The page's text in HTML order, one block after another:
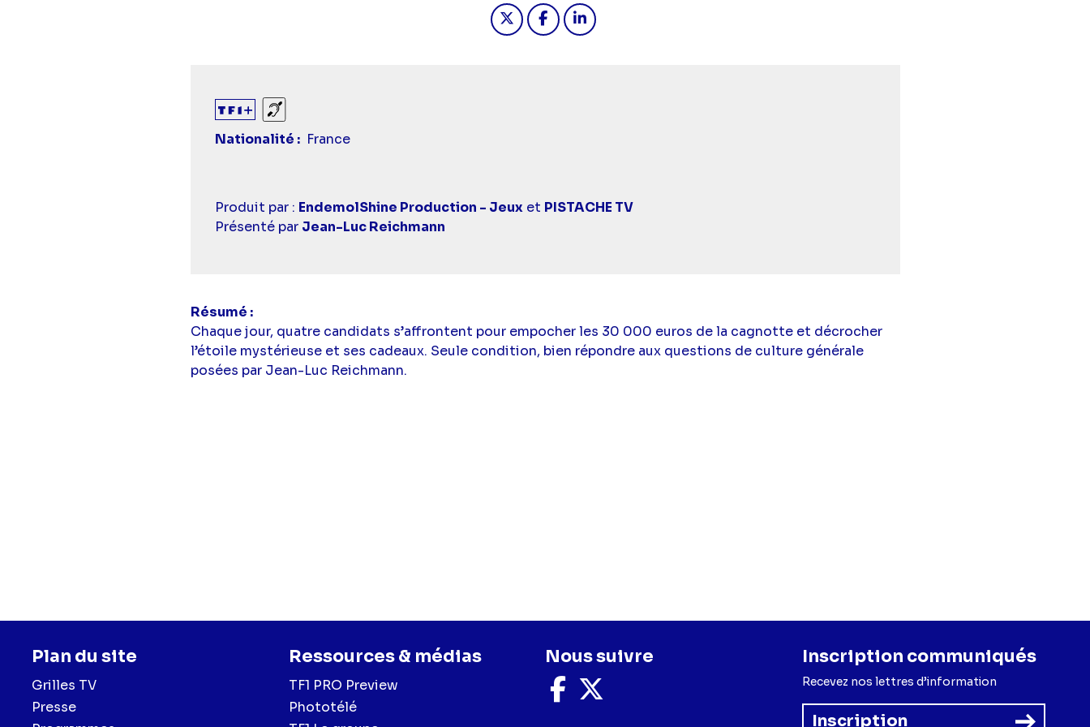
Partager "Les 12 coups de midi - Episode 122" sur twitter
Partager "Les 12 coups de midi - Episode 122" sur facebook
Sourds et malentendants
Nationalité
France
Casting
simba
Produit par : EndemolShine Production - Jeuxet PISTACHE TV
Présenté par Jean-Luc Reichmann
Résumé
Chaque jour, quatre candidats s’affrontent pour empocher les 30 000 euros de la cagnotte et décrocher
l’étoile mystérieuse et ses cadeaux. Seule condition, bien répondre aux questions de culture générale
posées par Jean-Luc Reichmann.
Plan du site
Grilles TV
Presse
Ressources & médias
TF1 PRO Preview
Phototélé
Nous suivre
Nous
suivre
Inscription communiqués
Recevez nos lettres d’information
Inscription